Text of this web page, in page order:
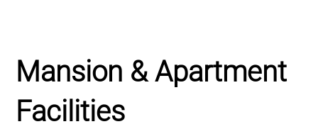
Mansion & Apartment
Facilities